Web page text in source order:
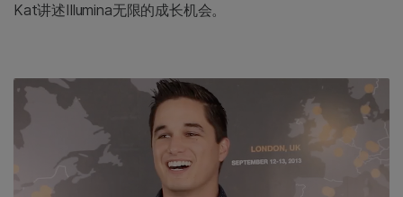
Kat讲述Illumina无限的成长机会。